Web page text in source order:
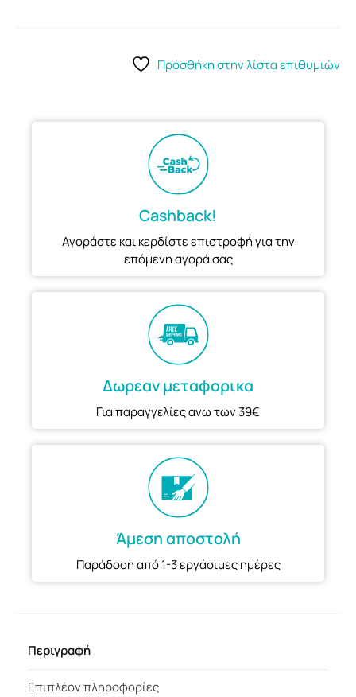
Πρόσθήκη στην λίστα επιθυμιών
Cashback!
Αγοράστε και κερδίστε επιστροφή για την
επόμενη αγορά σας
Δωρεαν μεταφορικα
Για παραγγελίες ανω των 39€
Άμεση αποστολή
Παράδοση από 1-3 εργάσιμες ημέρες
Περιγραφή
Επιπλέον πληροφορίες